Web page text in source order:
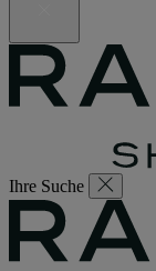
Ihre Suche